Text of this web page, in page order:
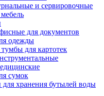
и сервировочные
для документов
одежды
для картотек
сумок
хранения бутылей воды